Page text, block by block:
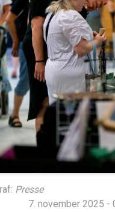
Presse
7. november 2025 -